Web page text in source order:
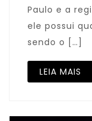
Paulo e a
ele possui
sendo o […]
LEIA MAIS